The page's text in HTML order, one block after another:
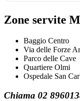
Zone servite
Baggio Centro
Via delle Forze
Parco delle Cave
Quartiere Olmi
Ospedale San
Chiama 02